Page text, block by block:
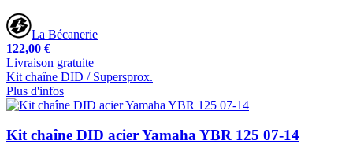
La Bécanerie
122,00 €
Livraison gratuite
Kit chaîne DID / Supersprox.
Plus d'infos
Kit chaîne DID acier Yamaha YBR 125 07-14